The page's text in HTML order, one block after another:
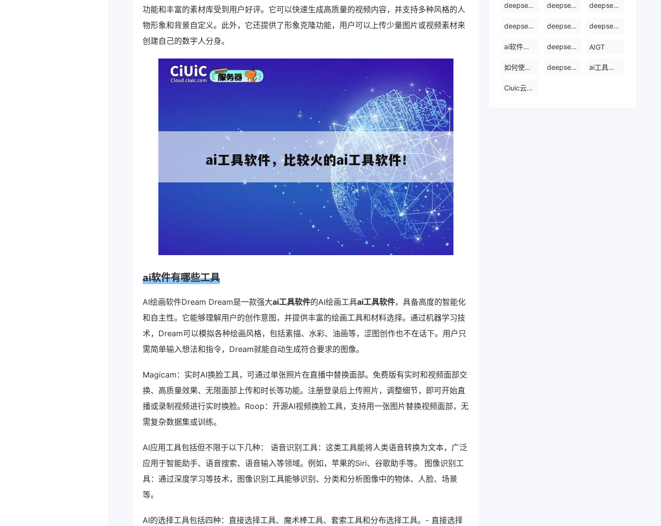
功能和丰富的素材库受到用户好评。它可以快速生成高质量的视频内容，并支持多种风格的人
物形象和背景自定义。此外，它还提供了形象克隆功能，用户可以上传少量图片或视频素材来
创建自己的数字人分身。
ai软件有哪些工具
AI绘画软件Dream Dream是一款强大ai工具软件的AI绘画工具ai工具软件，具备高度的智能化
和自主性。它能够理解用户的创作意图，并提供丰富的绘画工具和材料选择。通过机器学习技
术，Dream可以模拟各种绘画风格，包括素描、水彩、油画等，涩图创作也不在话下。用户只
需简单输入想法和指令，Dream就能自动生成符合要求的图像。
Magicam：实时AI换脸工具，可通过单张照片在直播中替换面部。免费版有实时和视频面部交
换、高质量效果、无限面部上传和时长等功能。注册登录后上传照片，调整细节，即可开始直
播或录制视频进行实时换脸。Roop：开源AI视频换脸工具，支持用一张图片替换视频面部，无
需复杂数据集或训练。
AI应用工具包括但不限于以下几种： 语音识别工具：这类工具能将人类语音转换为文本，广泛
应用于智能助手、语音搜索、语音输入等领域。例如，苹果的Siri、谷歌助手等。 图像识别工
具：通过深度学习等技术，图像识别工具能够识别、分类和分析图像中的物体、人脸、场景
等。
AI的选择工具包括四种：直接选择工具、魔术棒工具、套索工具和分布选择工具。- 直接选择
deepseek使用方法 deepseek怎么使用deepseek deepseek开源ai
deepseek官网下载 deepseek怎么使用 deepseek电脑版
ai软件排行榜前十名 deepseek是什么 AIGT
如何使用ai工具 deepseek官网 ai工具哪个最好用
Ciuic云服务器